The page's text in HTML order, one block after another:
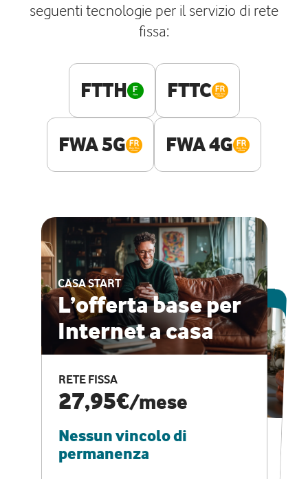
seguenti tecnologie per il servizio di rete
fissa:
FTTH FTTC
FWA 5G FWA 4G
CASA START
L’offerta base per
Internet a casa
RETE FISSA
27,95€/mese
Nessun vincolo di
permanenza
ESCLUSIVA ONLINE
CASA PRO
Internet veloce e
vantaggi speciali
RETE FISSA + VODAFONE CLUB
29,95€